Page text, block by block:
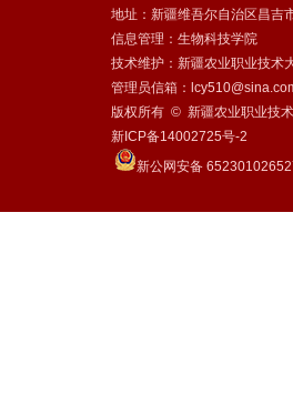
地址：新疆维吾尔自治区昌吉
信息管理：生物科技学院
技术维护：新疆农业职业技术
管理员信箱：
版权所有 © 新疆农业职业技
新ICP备14002725号-2
新公网安备